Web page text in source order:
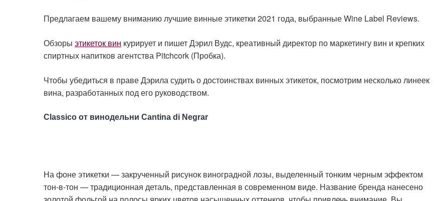
Предлагаем вашему вниманию лучшие винные этикетки 2021 года, выбранные Wine Label Reviews.
Обзоры этикеток вин курирует и пишет Дэрил Вудс, креативный директор по маркетингу вин и крепких
спиртных напитков агентства Pitchcork (Пробка).
Чтобы убедиться в праве Дэрила судить о достоинствах винных этикеток, посмотрим несколько линеек
вина, разработанных под его руководством.
Classico от винодельни Cantina di Negrar
На фоне этикетки — закрученный рисунок виноградной лозы, выделенный тонким черным эффектом
тон-в-тон — традиционная деталь, представленная в современном виде. Название бренда нанесено